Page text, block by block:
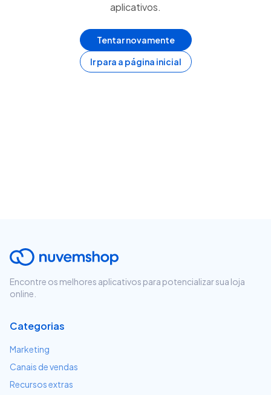
aplicativos.
Tentar novamente
Ir para a página inicial
Encontre os melhores aplicativos para potencializar sua loja
online.
Categorias
Marketing
Canais de vendas
Recursos extras